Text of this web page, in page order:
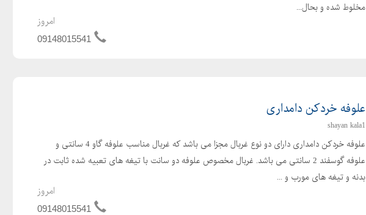
مخلوط شده و بحال...
امروز
09148015541
علوفه خردکن دامداری
shayan kala1
علوفه خردکن دامداری دارای دو نوع غربال مجزا می باشد که غربال مناسب علوفه گاو 4 سانتی و
علوفه گوسفند 2 سانتی می باشد. غربال مخصوص علوفه دو سانت با تیغه های تعبیه شده ثابت در
بدنه و تیغه های مورب و ...
امروز
09148015541